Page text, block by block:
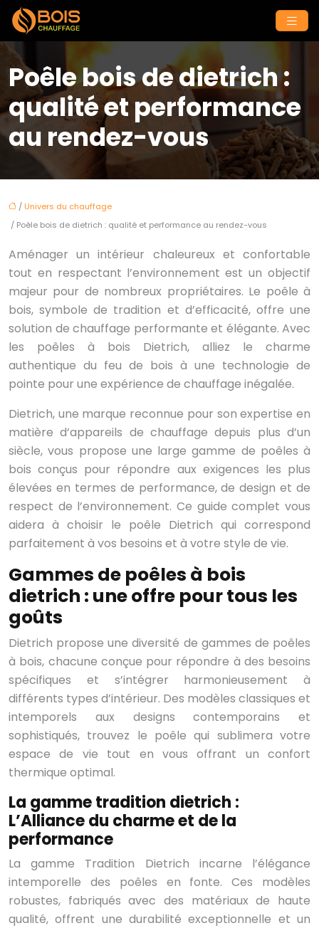
Poêle bois de dietrich :
qualité et performance
au rendez-vous
/ Univers du chauffage
/ Poêle bois de dietrich : qualité et performance au rendez-vous
Aménager un intérieur chaleureux et confortable
tout en respectant l’environnement est un objectif
majeur pour de nombreux propriétaires. Le poêle à
bois, symbole de tradition et d’efficacité, offre une
solution de chauffage performante et élégante. Avec
les poêles à bois Dietrich, alliez le charme
authentique du feu de bois à une technologie de
pointe pour une expérience de chauffage inégalée.
Dietrich, une marque reconnue pour son expertise en
matière d’appareils de chauffage depuis plus d’un
siècle, vous propose une large gamme de poêles à
bois conçus pour répondre aux exigences les plus
élevées en termes de performance, de design et de
respect de l’environnement. Ce guide complet vous
aidera à choisir le poêle Dietrich qui correspond
parfaitement à vos besoins et à votre style de vie.
Gammes de poêles à bois
dietrich : une offre pour tous les
goûts
Dietrich propose une diversité de gammes de poêles
à bois, chacune conçue pour répondre à des besoins
spécifiques et s’intégrer harmonieusement à
différents types d’intérieur. Des modèles classiques et
intemporels aux designs contemporains et
sophistiqués, trouvez le poêle qui sublimera votre
espace de vie tout en vous offrant un confort
thermique optimal.
La gamme tradition dietrich :
L’Alliance du charme et de la
performance
La gamme Tradition Dietrich incarne l’élégance
intemporelle des poêles en fonte. Ces modèles
robustes, fabriqués avec des matériaux de haute
qualité, offrent une durabilité exceptionnelle et un